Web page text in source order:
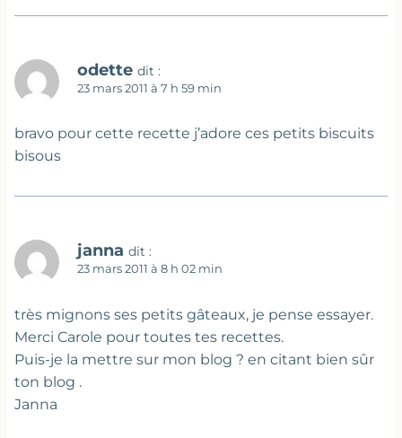
odette dit :
23 mars 2011 à 7 h 59 min
bravo pour cette recette j’adore ces petits biscuits
bisous
janna dit :
23 mars 2011 à 8 h 02 min
très mignons ses petits gâteaux, je pense essayer.
Merci Carole pour toutes tes recettes.
Puis-je la mettre sur mon blog ? en citant bien sûr
ton blog .
Janna